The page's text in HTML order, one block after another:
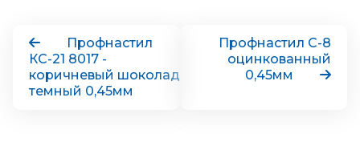
Профнастил
КС-21 8017 -
коричневый шоколад
темный 0,45мм
Профнастил С-8
оцинкованный
0,45мм